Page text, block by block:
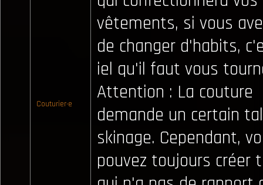
Couturier·e
vêtements, si vous
de changer d'habits,
iel qu'il faut vous
Attention : La couture
demande un certain
skinage. Cependant,
pouvez toujours créer